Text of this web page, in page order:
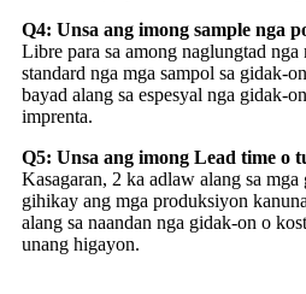
Q4: Unsa ang imong sample nga
Libre para sa among naglungtad nga
standard nga mga sampol sa gidak-
bayad alang sa espesyal nga gidak-
imprenta.
Q5: Unsa ang imong Lead time o
Kasagaran, 2 ka adlaw alang sa
gihikay ang mga produksiyon
alang sa naandan nga gidak-on o
unang higayon.